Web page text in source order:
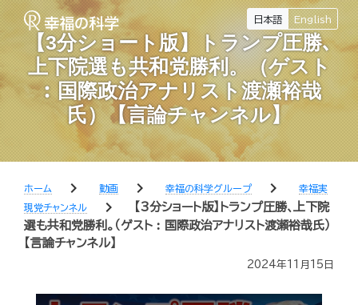
日本語 English
【3分ショート版】トランプ圧勝､
上下院選も共和党勝利。（ゲスト
︰国際政治アナリスト渡瀬裕哉
氏）【言論チャンネル】
ホーム chevron_right 動画 chevron_right 幸福の科学グループ chevron_right
幸福実
現党チャンネル
chevron_right
【3分ショート版】トランプ圧勝､上下院
選も共和党勝利。（ゲスト︰国際政治アナリスト渡瀬裕哉氏）
【言論チャンネル】
2024年11月15日